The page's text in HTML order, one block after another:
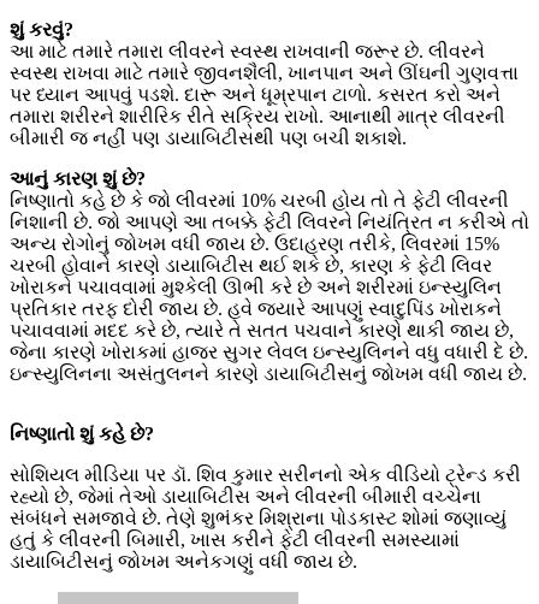
શું કરવું?
આ માટે તમારે તમારા લીવરને સ્વસ્થ રાખવાની જરૂર છે. લીવરને
સ્વસ્થ રાખવા માટે તમારે જીવનશૈલી, ખાનપાન અને ઊંઘની ગુણવત્તા
પર ધ્યાન આપવું પડશે. દારૂ અને ધૂમ્રપાન ટાળો. કસરત કરો અને
તમારા શરીરને શારીરિક રીતે સક્રિય રાખો. આનાથી માત્ર લીવરની
બીમારી જ નહીં પણ ડાયાબિટીસથી પણ બચી શકાશે.
આનું કારણ શું છે?
નિષ્ણાતો કહે છે કે જો લીવરમાં 10% ચરબી હોય તો તે ફેટી લીવરની
નિશાની છે. જો આપણે આ તબક્કે ફેટી લિવરને નિયંત્રિત ન કરીએ તો
અન્ય રોગોનું જોખમ વધી જાય છે. ઉદાહરણ તરીકે, લિવરમાં 15%
ચરબી હોવાને કારણે ડાયાબિટીસ થઈ શકે છે, કારણ કે ફેટી લિવર
ખોરાકને પચાવવામાં મુશ્કેલી ઊભી કરે છે અને શરીરમાં ઇન્સ્યુલિન
પ્રતિકાર તરફ દોરી જાય છે. હવે જ્યારે આપણું સ્વાદુપિંડ ખોરાકને
પચાવવામાં મદદ કરે છે, ત્યારે તે સતત પચવાને કારણે થાકી જાય છે,
જેના કારણે ખોરાકમાં હાજર સુગર લેવલ ઇન્સ્યુલિનને વધુ વધારી દે છે.
ઇન્સ્યુલિનના અસંતુલનને કારણે ડાયાબિટીસનું જોખમ વધી જાય છે.
નિષ્ણાતો શું કહે છે?
સોશિયલ મીડિયા પર ડૉ. શિવ કુમાર સરીનનો એક વીડિયો ટ્રેન્ડ કરી
રહ્યો છે, જેમાં તેઓ ડાયાબિટીસ અને લીવરની બીમારી વચ્ચેના
સંબંધને સમજાવે છે. તેણે શુભંકર મિશ્રાના પોડકાસ્ટ શોમાં જણાવ્યું
હતું કે લીવરની બિમારી, ખાસ કરીને ફેટી લીવરની સમસ્યામાં
ડાયાબિટીસનું જોખમ અનેકગણું વધી જાય છે.